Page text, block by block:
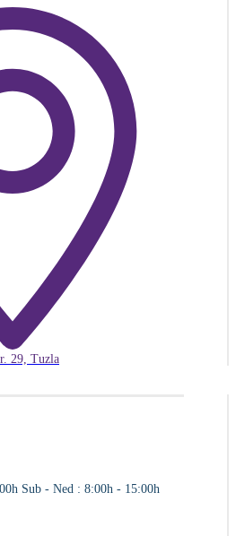
29, Tuzla
Sub - Ned : 8:00h - 15:00h